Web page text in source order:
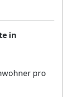
in
pro